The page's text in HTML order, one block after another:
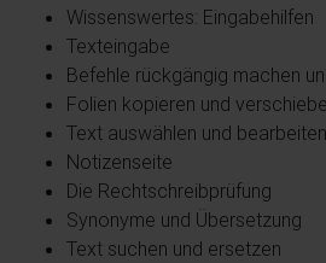
Wissenswertes: Eingabehilfen
Texteingabe
Befehle rückgängig machen
Folien kopieren und
Text auswählen und bearbeiten
Notizenseite
Die Rechtschreibprüfung
Synonyme und Übersetzung
Text suchen und ersetzen